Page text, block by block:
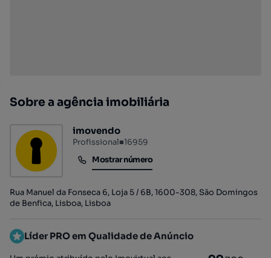
Sobre a agência imobiliária
imovendo
Profissional■16959
Mostrar número
Mostrar número
Rua Manuel da Fonseca 6, Loja 5 / 6B, 1600-308, São Domingos
de Benfica, Lisboa, Lisboa
Líder PRO em Qualidade de Anúncio